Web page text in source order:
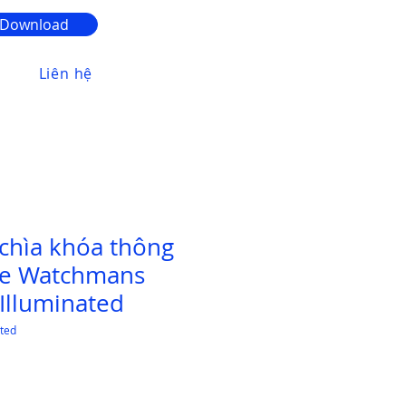
Download
Liên hệ
khóa thông
Watchmans